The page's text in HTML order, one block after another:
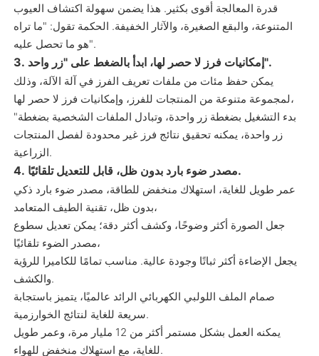
قدرة المعالجة أقوى بكثير. هذا يضمن سهولة اكتشاف العيوب
المتنوعة، والبقع الصغيرة، والآثار الخفيفة. الحكمة تقول: "ما تراه
هو ما تحصل عليه".
3. إمكانيات فرز لا حصر لها، ابدأ بالضغط على "زر واحد".
يمكن حفظ مئات من ملفات تعريف الفرز في آلة الآلة، وذلك
لمجموعة متنوعة من المنتجات للفرز، وإمكانيات فرز لا حصر لها،
"بدء التشغيل بضغطة زر واحدة، وتبادل الملفات الشخصية بضغطة
زر واحدة، يمكنه تحقيق نتائج فرز غير محدودة لفصل المنتجات
الزراعية.
4. مصدر ضوء بارد بدون ظل، قابل للتعديل تلقائيًا.
عمر طويل للغاية، استهلاك منخفض للطاقة، مصدر ضوء بارد ذكي
بدون ظل، تقنية الطيف المتعامد،
جعل الصورة أكثر وضوحًا، وكشف أكثر دقة؛ يمكن تعديل سطوع
مصدر الضوء تلقائيًا،
يجعل الإضاءة أكثر ثباتًا وجودة عالية. مناسب تمامًا للكاميرا للرؤية
والكشف.
صمام الملف اللولبي الكهربائي الرائد عالميًا، يتميز باستجابة
سريعة للغاية لنتائج الخوارزمية.
يمكنه العمل بشكل مستمر أكثر من 12 مليار مرة، وعمر طويل
للغاية، مع استهلاك منخفض للهواء.